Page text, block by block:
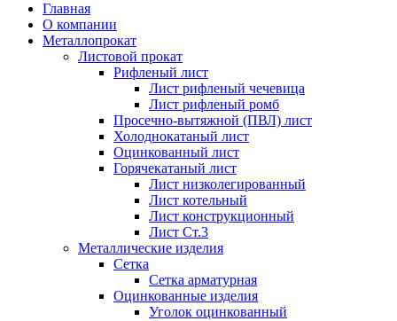
Главная
О компании
Металлопрокат
Листовой прокат
Рифленый лист
Лист рифленый чечевица
Лист рифленый ромб
Просечно-вытяжной (ПВЛ) лист
Холоднокатаный лист
Оцинкованный лист
Горячекатаный лист
Лист низколегированный
Лист котельный
Лист конструкционный
Лист Ст.3
Металлические изделия
Сетка
Сетка арматурная
Оцинкованные изделия
Уголок оцинкованный